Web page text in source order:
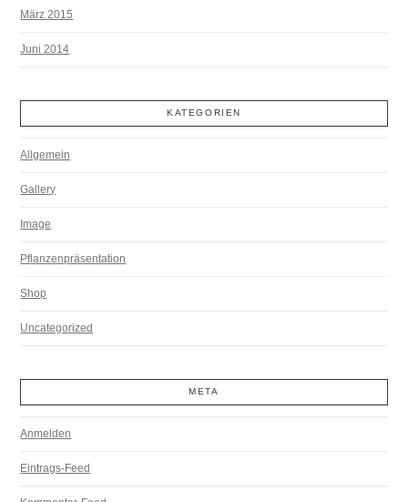
März 2015
Juni 2014
KATEGORIEN
Allgemein
Gallery
Image
Pflanzenpräsentation
Shop
Uncategorized
META
Anmelden
Eintrags-Feed